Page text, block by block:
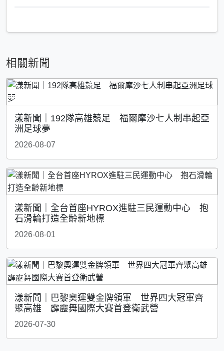
相關新聞
漾新聞｜192隊高雄競足 福爾摩沙七人制串起亞
洲足球夢
2026-08-07
漾新聞｜全台首座HYROX進駐三民運動中心 抱
石滑輪打造全齡新地標
2026-08-01
漾新聞｜巴黎奧運雙金牌領軍 世界四大冠軍齊
聚高雄 霹靂舞國際大賽首登衛武營
2026-07-30